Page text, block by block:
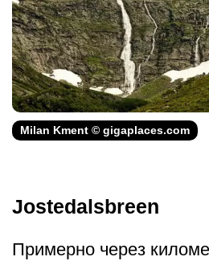
Milan Kment © gigaplaces.com
Jostedalsbreen
Примерно через